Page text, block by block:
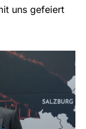
uns gefeiert